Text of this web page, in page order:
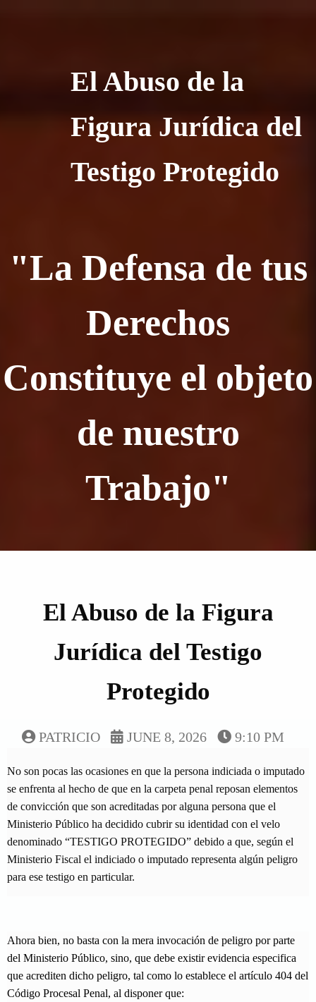
El Abuso de la
Figura Jurídica del
Testigo Protegido
"La Defensa de tus
Derechos
Constituye el objeto
de nuestro
Trabajo"
El Abuso de la Figura
Jurídica del Testigo
Protegido
PATRICIO JUNE 8, 2026 9:10 PM
No son pocas las ocasiones en que la persona indiciada o imputado
se enfrenta al hecho de que en la carpeta penal reposan elementos
de convicción que son acreditadas por alguna persona que el
Ministerio Público ha decidido cubrir su identidad con el velo
denominado “TESTIGO PROTEGIDO” debido a que, según el
Ministerio Fiscal el indiciado o imputado representa algún peligro
para ese testigo en particular.
Ahora bien, no basta con la mera invocación de peligro por parte
del Ministerio Público, sino, que debe existir evidencia especifica
que acrediten dicho peligro, tal como lo establece el artículo 404 del
Código Procesal Penal, al disponer que: